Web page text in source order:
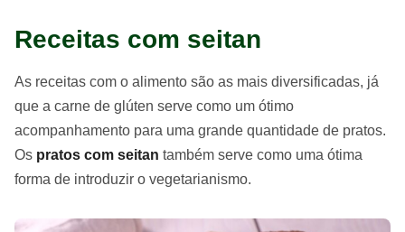
Receitas com seitan
As receitas com o alimento são as mais diversificadas, já
que a carne de glúten serve como um ótimo
acompanhamento para uma grande quantidade de pratos.
Os pratos com seitan também serve como uma ótima
forma de introduzir o vegetarianismo.